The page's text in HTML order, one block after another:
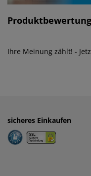
Ihre Meinung zählt! -
sicheres Einkaufen